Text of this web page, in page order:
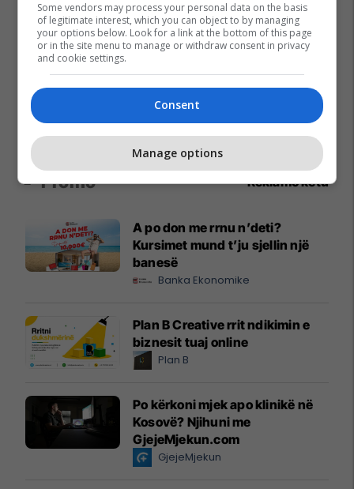
Promo Reklamo këtu
A po don me rrnu n’deti?
Kursimet mund t’ju sjellin një
banesë
Banka Ekonomike
Plan B Creative rrit ndikimin e
biznesit tuaj online
Plan B
Po kërkoni mjek apo klinikë në
Kosovë? Njihuni me
GjejeMjekun.com
GjejeMjekun
Some vendors may process your personal data on the basis
of legitimate interest, which you can object to by managing
your options below. Look for a link at the bottom of this page
or in the site menu to manage or withdraw consent in privacy
and cookie settings.
Consent
Manage options